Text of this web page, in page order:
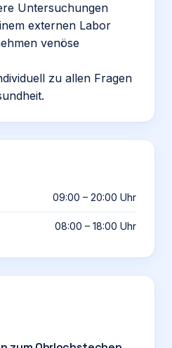
Untersuchungen
externen Labor
venöse
zu allen Fragen
09:00 – 20:00 Uhr
08:00 – 18:00 Uhr